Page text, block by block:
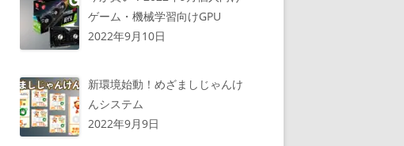
ゲーム・機械学習向けGPU
2022年9月10日
新環境始動！めざましじゃんけ
んシステム
2022年9月9日